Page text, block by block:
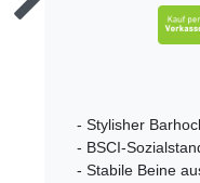
- Stylisher
- BSCI-
- Stabile Beine